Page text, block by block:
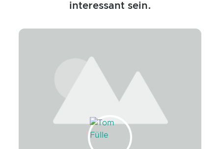
interessant sein.